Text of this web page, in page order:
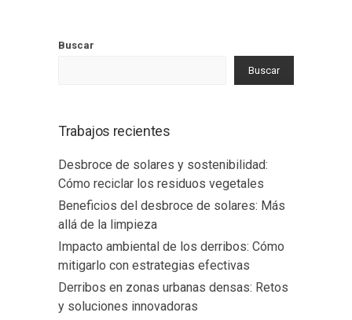
Buscar
Buscar
Trabajos recientes
Desbroce de solares y sostenibilidad:
Cómo reciclar los residuos vegetales
Beneficios del desbroce de solares: Más
allá de la limpieza
Impacto ambiental de los derribos: Cómo
mitigarlo con estrategias efectivas
Derribos en zonas urbanas densas: Retos
y soluciones innovadoras